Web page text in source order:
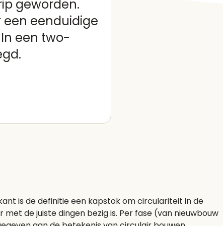
geworden.
eenduidige
een two-
is de definitie een kapstok om circulariteit in de
de juiste dingen bezig is. Per fase (van nieuwbouw